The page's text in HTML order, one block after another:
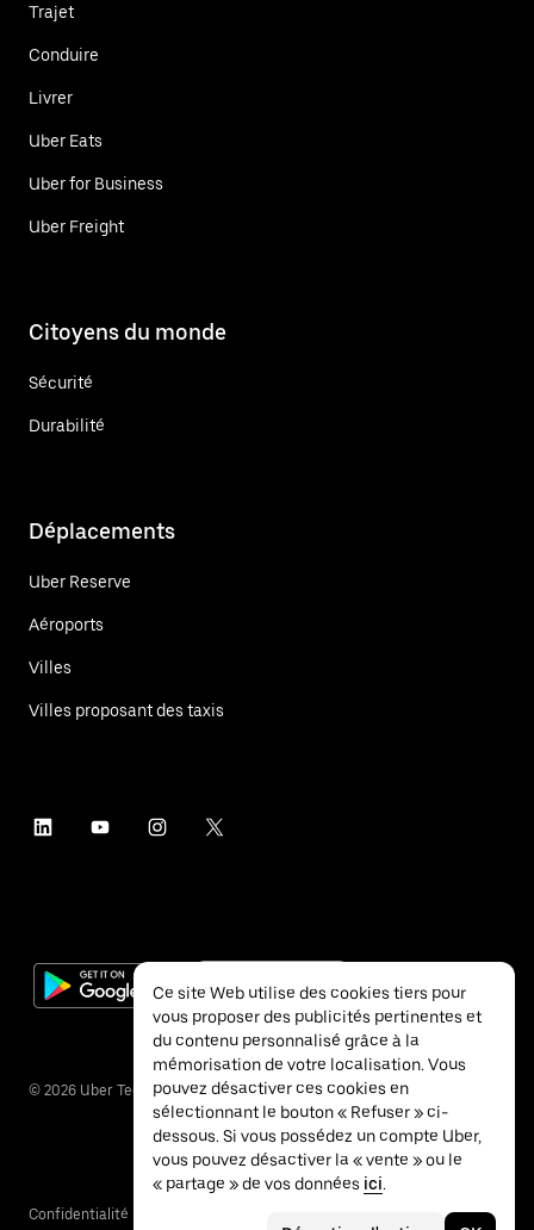
Trajet
Conduire
Livrer
Uber Eats
Uber for Business
Uber Freight
Citoyens du monde
Sécurité
Durabilité
Déplacements
Uber Reserve
Aéroports
Villes
Villes proposant des taxis
© 2026 Uber Technologies Inc.
Confidentialité
Ce site Web utilise des cookies tiers pour
vous proposer des publicités pertinentes et
du contenu personnalisé grâce à la
mémorisation de votre localisation. Vous
pouvez désactiver ces cookies en
sélectionnant le bouton « Refuser » ci-
dessous. Si vous possédez un compte Uber,
vous pouvez désactiver la « vente » ou le
« partage » de vos données ici.